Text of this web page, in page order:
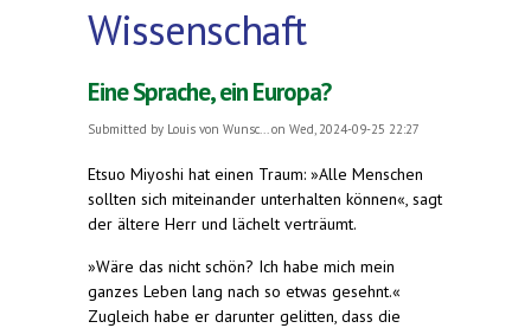
Wissenschaft
Eine Sprache, ein Europa?
Submitted by Louis von Wunsc... on Wed, 2024-09-25 22:27
Etsuo Miyoshi hat einen Traum: »Alle Menschen
sollten sich miteinander unterhalten können«, sagt
der ältere Herr und lächelt verträumt.
»Wäre das nicht schön? Ich habe mich mein
ganzes Leben lang nach so etwas gesehnt.«
Zugleich habe er darunter gelitten, dass die